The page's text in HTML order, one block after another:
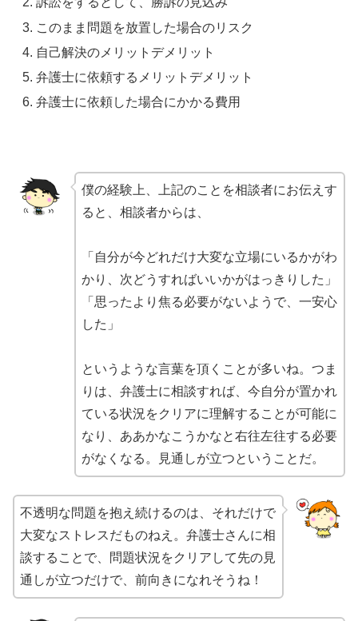
このまま問題を放置した場合のリスク
自己解決のメリットデメリット
弁護士に依頼するメリットデメリット
弁護士に依頼した場合にかかる費用
僕の経験上、上記のことを相談者にお伝えす
ると、相談者からは、
「自分が今どれだけ大変な立場にいるかがわ
かり、次どうすればいいかがはっきりした」
「思ったより焦る必要がないようで、一安心
した」
というような言葉を頂くことが多いね。つま
りは、弁護士に相談すれば、今自分が置かれ
ている状況をクリアに理解することが可能に
なり、ああかなこうかなと右往左往する必要
がなくなる。見通しが立つということだ。
不透明な問題を抱え続けるのは、それだけで
大変なストレスだものねえ。弁護士さんに相
談することで、問題状況をクリアして先の見
通しが立つだけで、前向きになれそうね！